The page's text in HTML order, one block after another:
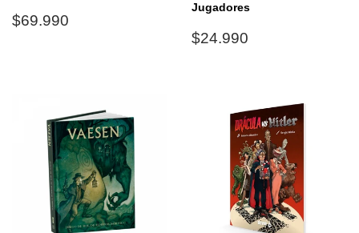
Precio
$69.990
Jugadores
Precio
$24.990